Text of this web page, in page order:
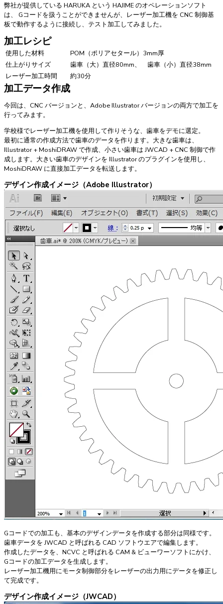
弊社が提供している HARUKA という HAJIME のオペレーションソフト
は、 Gコードを扱うことができませんが、レーザー加工機を CNC 制御基
板で動作するように接続し、テスト加工してみました。
加工レシピ
使用した材料
POM（ポリアセタール）3mm厚
仕上がりサイズ
歯車（大）直径80mm、 歯車（小）直径38mm
レーザー加工時間
約30分
加工データ作成
今回は、CNC バージョンと、Adobe Illustrator バージョンの両方で加工を
行ってみます。
学校様でレーザー加工機を使用して作りそうな、歯車をデモに選定。
最初に通常の作成方法で歯車のデータを作ります。大きな歯車は、
Illustrator + MoshiDRAW で作成、小さい歯車は JWCAD + CNC 制御で作
成します。大きい歯車のデザインを Illustrator のプラグインを使用し、
MoshiDRAW に直接加工データを転送します。
デザイン作成イメージ（Adobe Illustrator）
Gコードでの加工も、基本のデザインデータを作成する部分は同様です。
歯車データを JWCAD と呼ばれる CAD ソフトウエアで編集します。
作成したデータを、NCVC と呼ばれる CAM & ビューワーソフトにかけ、
Gコードの加工データを生成します。
レーザー加工機用にモータ制御部分をレーザーの出力用にデータを修正し
て完成です。
デザイン作成イメージ（JWCAD）